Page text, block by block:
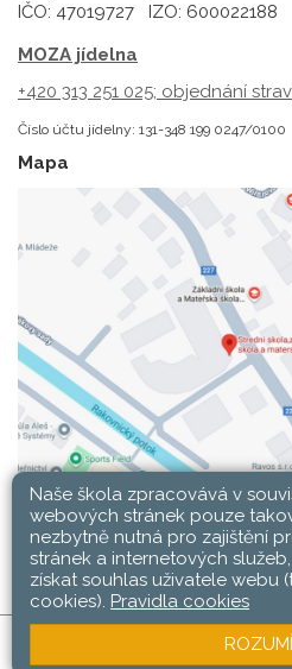
IČO: 47019727 IZO: 600022188
MOZA jídelna
+420 313 251 025; objednání
Číslo účtu jídelny: 131-348 199 0247/0100
Mapa
SŠ, ZŠ a MŠ Rakovník © 2026 |
Naše škola zpracovává v
webových stránek pouze
nezbytně nutná pro zajištění
stránek a internetových
získat souhlas uživatele webu
cookies). Pravidla cookies